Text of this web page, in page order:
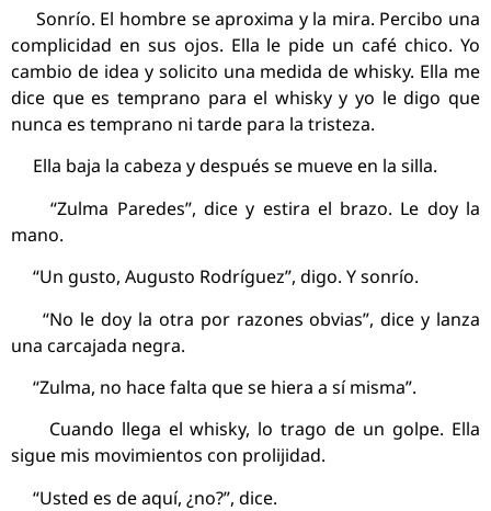
Sonrío. El hombre se aproxima y la mira. Percibo una
complicidad en sus ojos. Ella le pide un café chico. Yo
cambio de idea y solicito una medida de whisky. Ella me
dice que es temprano para el whisky y yo le digo que
nunca es temprano ni tarde para la tristeza.
Ella baja la cabeza y después se mueve en la silla.
“Zulma Paredes”, dice y estira el brazo. Le doy la
mano.
“Un gusto, Augusto Rodríguez”, digo. Y sonrío.
“No le doy la otra por razones obvias”, dice y lanza
una carcajada negra.
“Zulma, no hace falta que se hiera a sí misma”.
Cuando llega el whisky, lo trago de un golpe. Ella
sigue mis movimientos con prolijidad.
“Usted es de aquí, ¿no?”, dice.